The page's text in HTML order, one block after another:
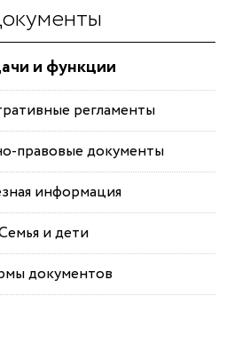
и функции
регламенты
правовые документы
информация
и дети
документов